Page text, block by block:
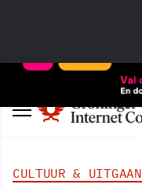
CULTUUR & UITGAAN